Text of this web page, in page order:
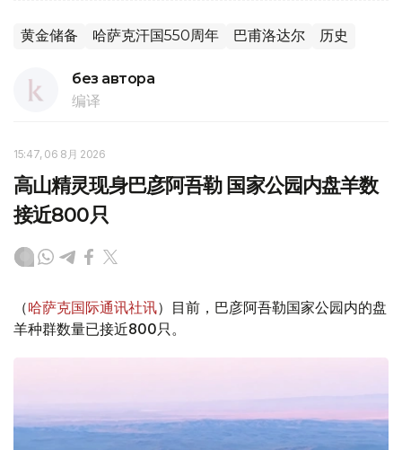
黄金储备 哈萨克汗国550周年 巴甫洛达尔 历史
без автора
编译
15:47, 06 8月 2026
高山精灵现身巴彦阿吾勒 国家公园内盘羊数
接近800只
（哈萨克国际通讯社讯）目前，巴彦阿吾勒国家公园内的盘
羊种群数量已接近800只。